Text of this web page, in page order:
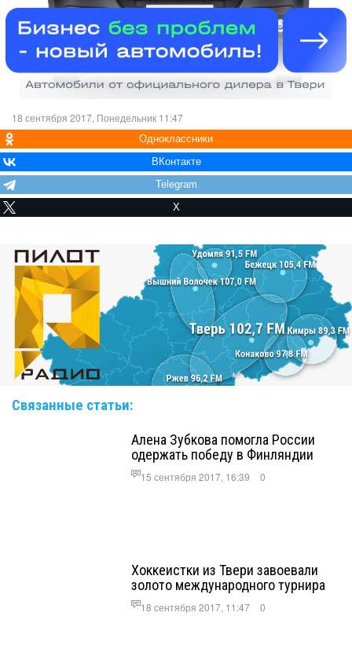
18 сентября 2017, Понедельник 11:47
Одноклассники
ВКонтакте
Telegram
X
Связанные статьи:
Алена Зубкова помогла России
одержать победу в Финляндии
15 сентября 2017, 16:39 0
Хоккеистки из Твери завоевали
золото международного турнира
18 сентября 2017, 11:47 0